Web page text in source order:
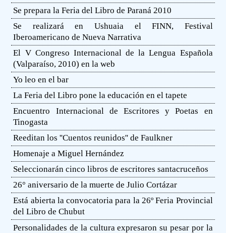
Se prepara la Feria del Libro de Paraná 2010
Se realizará en Ushuaia el FINN, Festival
Iberoamericano de Nueva Narrativa
El V Congreso Internacional de la Lengua Española
(Valparaíso, 2010) en la web
Yo leo en el bar
La Feria del Libro pone la educación en el tapete
Encuentro Internacional de Escritores y Poetas en
Tinogasta
Reeditan los ''Cuentos reunidos'' de Faulkner
Homenaje a Miguel Hernández
Seleccionarán cinco libros de escritores santacruceños
26° aniversario de la muerte de Julio Cortázar
Está abierta la convocatoria para la 26º Feria Provincial
del Libro de Chubut
Personalidades de la cultura expresaron su pesar por la